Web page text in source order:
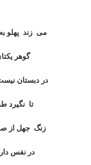
می زند پهلو
گوهر
در دبستان
تا نگیرد
زنگ جهل از
در نفس